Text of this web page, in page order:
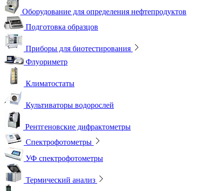
Оборудование для определения нефтепродуктов
Подготовка образцов
Приборы для биотестирования
Флуориметр
Климатостаты
Культиваторы водорослей
Рентгеновские дифрактометры
Спектрофотометры
УФ спектрофотометры
Термический анализ